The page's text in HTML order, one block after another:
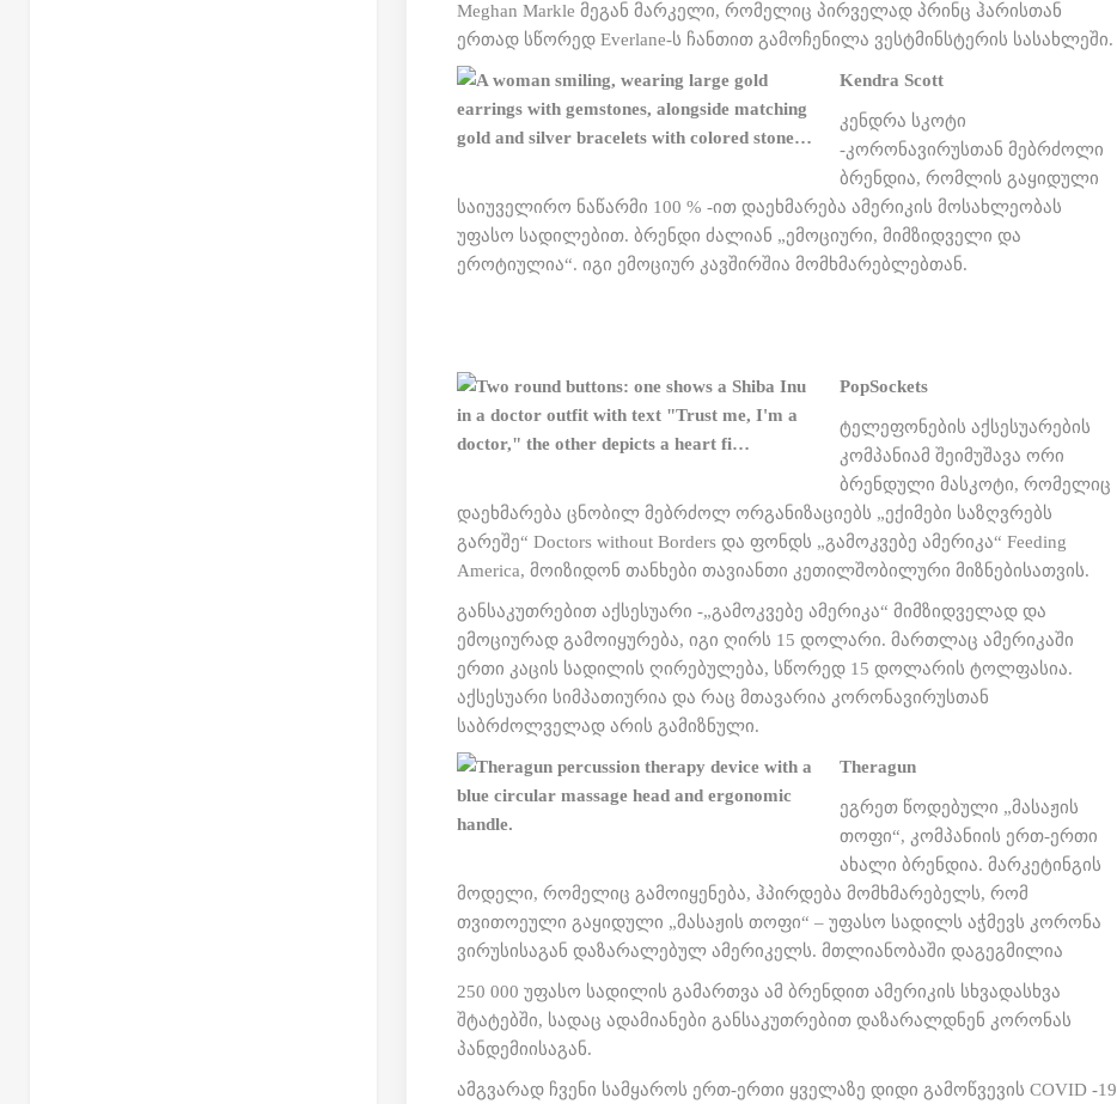
Meghan Markle მეგან მარკელი, რომელიც პირველად პრინც ჰარისთან
ერთად სწორედ Everlane-ს ჩანთით გამოჩენილა ვესტმინსტერის სასახლეში.
Kendra Scott
კენდრა სკოტი
-კორონავირუსთან მებრძოლი
ბრენდია, რომლის გაყიდული
საიუველირო ნაწარმი 100 % -ით დაეხმარება ამერიკის მოსახლეობას
უფასო სადილებით. ბრენდი ძალიან „ემოციური, მიმზიდველი და
ეროტიულია“. იგი ემოციურ კავშირშია მომხმარებლებთან.
PopSockets
ტელეფონების აქსესუარების
კომპანიამ შეიმუშავა ორი
ბრენდული მასკოტი, რომელიც
დაეხმარება ცნობილ მებრძოლ ორგანიზაციებს „ექიმები საზღვრებს
გარეშე“ Doctors without Borders და ფონდს „გამოკვებე ამერიკა“ Feeding
America, მოიზიდონ თანხები თავიანთი კეთილშობილური მიზნებისათვის.
განსაკუთრებით აქსესუარი -„გამოკვებე ამერიკა“ მიმზიდველად და
ემოციურად გამოიყურება, იგი ღირს 15 დოლარი. მართლაც ამერიკაში
ერთი კაცის სადილის ღირებულება, სწორედ 15 დოლარის ტოლფასია.
აქსესუარი სიმპათიურია და რაც მთავარია კორონავირუსთან
საბრძოლველად არის გამიზნული.
Theragun
ეგრეთ წოდებული „მასაჟის
თოფი“, კომპანიის ერთ-ერთი
ახალი ბრენდია. მარკეტინგის
მოდელი, რომელიც გამოიყენება, ჰპირდება მომხმარებელს, რომ
თვითოეული გაყიდული „მასაჟის თოფი“ – უფასო სადილს აჭმევს კორონა
ვირუსისაგან დაზარალებულ ამერიკელს. მთლიანობაში დაგეგმილია
250 000 უფასო სადილის გამართვა ამ ბრენდით ამერიკის სხვადასხვა
შტატებში, სადაც ადამიანები განსაკუთრებით დაზარალდნენ კორონას
პანდემიისაგან.
ამგვარად ჩვენი სამყაროს ერთ-ერთი ყველაზე დიდი გამოწვევის COVID -19